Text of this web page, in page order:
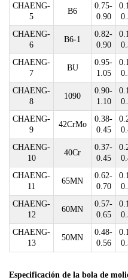
CHAENG-
5
B6
0.75-
0.90
CHAENG-
6
B6-1
0.82-
0.90
CHAENG-
7
BU
0.95-
1.05
CHAENG-
8
1090
0.90-
1.10
CHAENG-
9
42CrMo
0.38-
0.45
CHAENG-
10
40Cr
0.37-
0.45
CHAENG-
11
65MN
0.62-
0.70
CHAENG-
12
60MN
0.57-
0.65
CHAENG-
13
50MN
0.48-
0.56
Especificación de la bola de